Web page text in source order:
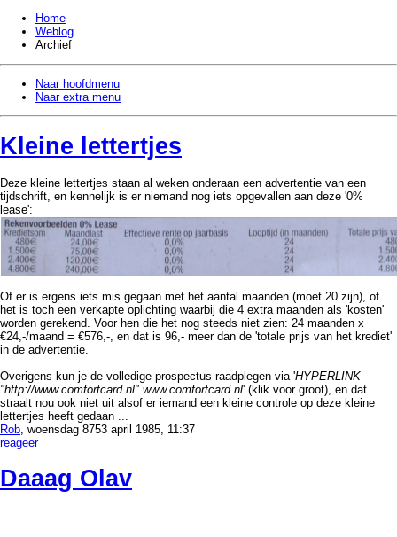
Home
Weblog
Archief
Naar hoofdmenu
Naar extra menu
Kleine lettertjes
Deze kleine lettertjes staan al weken onderaan een advertentie van een
tijdschrift, en kennelijk is er niemand nog iets opgevallen aan deze '0%
lease':
Of er is ergens iets mis gegaan met het aantal maanden (moet 20 zijn), of
het is toch een verkapte oplichting waarbij die 4 extra maanden als 'kosten'
worden gerekend. Voor hen die het nog steeds niet zien: 24 maanden x
€24,-/maand = €576,-, en dat is 96,- meer dan de 'totale prijs van het krediet'
in de advertentie.
Overigens kun je de volledige prospectus raadplegen via 'HYPERLINK
"http://www.comfortcard.nl" www.comfortcard.nl' (klik voor groot), en dat
straalt nou ook niet uit alsof er iemand een kleine controle op deze kleine
lettertjes heeft gedaan ...
Rob, woensdag 8753 april 1985, 11:37
reageer
Daaag Olav